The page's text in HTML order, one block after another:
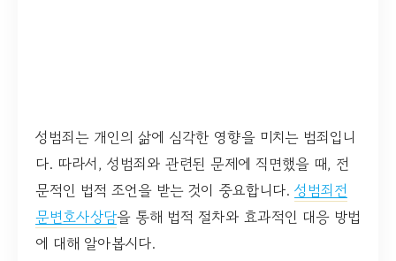
성범죄는 개인의 삶에 심각한 영향을 미치는 범죄입니
다. 따라서, 성범죄와 관련된 문제에 직면했을 때, 전
문적인 법적 조언을 받는 것이 중요합니다. 성범죄전
문변호사상담을 통해 법적 절차와 효과적인 대응 방법
에 대해 알아봅시다.